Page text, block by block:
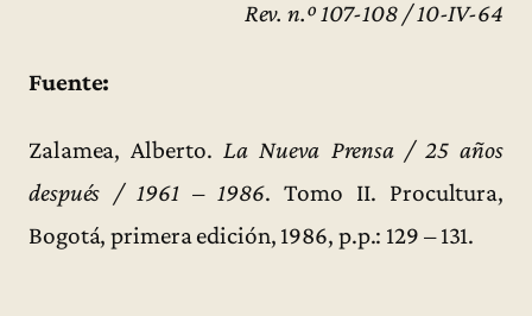
Rev. n.º 107-108 / 10-IV-64
Fuente:
Zalamea, Alberto. La Nueva Prensa / 25 años
después / 1961 – 1986. Tomo II. Procultura,
Bogotá, primera edición, 1986, p.p.: 129 – 131.